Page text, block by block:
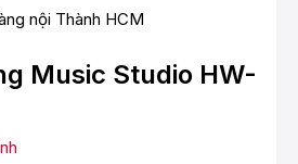
nội Thành HCM
Music Studio HW-